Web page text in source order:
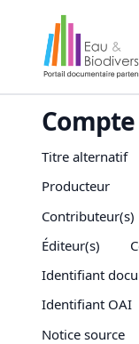
Titre alternatif
Producteur
Contributeur(s)
Éditeur(s)
Identifiant
Identifiant OAI
Notice source